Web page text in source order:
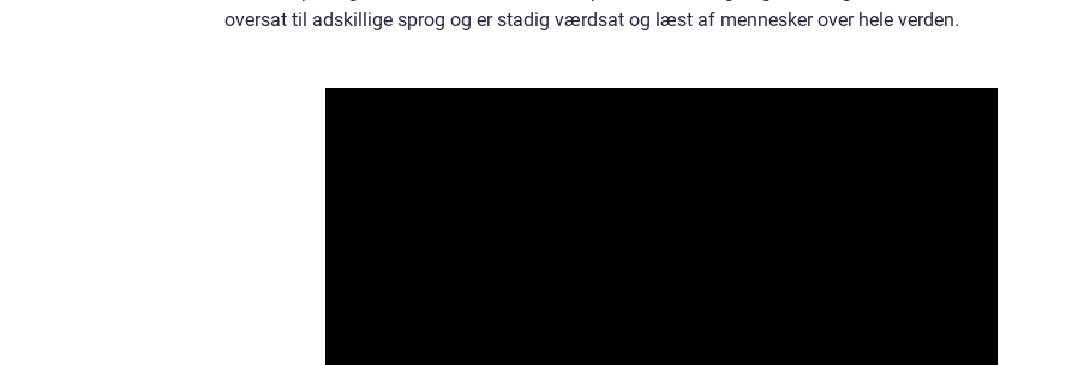
oversat til adskillige sprog og er stadig værdsat og læst af mennesker over hele verden.